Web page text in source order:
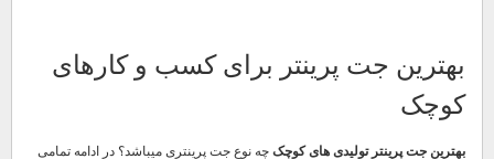
بهترین جت پرینتر برای کسب و کارهای
کوچک
بهترین جت پرینتر تولیدی های کوچک چه نوع جت پرینتری میباشد؟ در ادامه تمامی